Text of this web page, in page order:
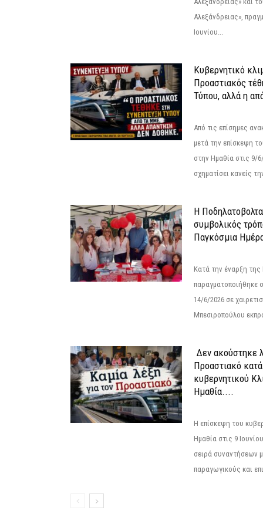
Αλεξάνδρειας»,
Ιουνίου...
Κυβερνητικό
Προαστιακός
Τύπου, αλλά η
Από τις επίσημες
μετά την επίσκεψη
στην Ημαθία στις 9/
σχηματίσει κανείς
Η Ποδηλατοβολτα
συμβολικός
Παγκόσμια
Κατά την έναρξη
παραγματοποιήθηκε
14/6/2026 σε
Μπεσιροπούλου
Δεν ακούστηκε
Προαστιακό
κυβερνητικού
Ημαθία....
Η επίσκεψη του
Ημαθία στις 9
σειρά συναντήσεων
παραγωγικούς και